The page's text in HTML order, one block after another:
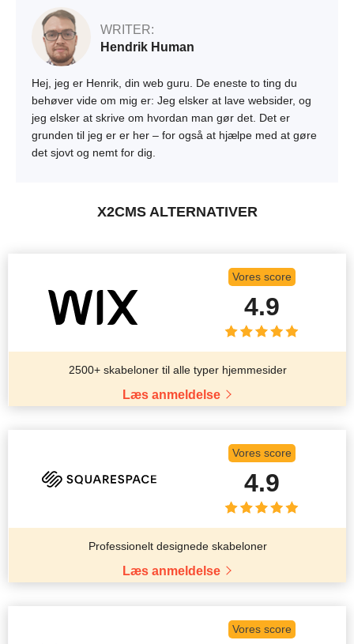
WRITER:
Hendrik Human
Hej, jeg er Henrik, din web guru. De eneste to ting du
behøver vide om mig er: Jeg elsker at lave websider, og
jeg elsker at skrive om hvordan man gør det. Det er
grunden til jeg er er her – for også at hjælpe med at gøre
det sjovt og nemt for dig.
X2CMS ALTERNATIVER
Vores score
4.9
2500+ skabeloner til alle typer hjemmesider
Læs anmeldelse
Vores score
4.9
Professionelt designede skabeloner
Læs anmeldelse
Vores score